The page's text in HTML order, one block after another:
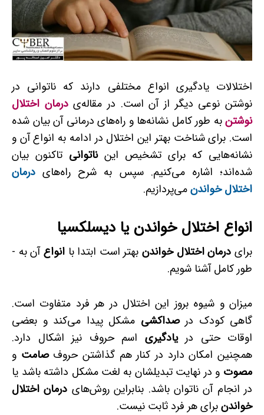
اختلالات یادگیری انواع مختلفی دارند که ناتوانی در
نوشتن نوعی دیگر از آن است. در مقاله‌‌یدرمان اختلال
نوشتنبه­ طور کامل نشانه‌ها و راه‌های درمانی آن بیان شده
است. برای شناخت بهتر این اختلال در ادامه به انواع آن و
نشانه‌هایی که برای تشخیص اینناتوانی تاکنون بیان
شده‌اند؛ اشاره می‌کنیم. سپس به شرح راه‌های درمان
اختلال خواندنمی‌پردازیم.
انواع اختلال خواندن یا دیسلکسیا
برای درمان اختلال خواندنبهتر است ابتدا باانواعآن به ­
طور کامل آشنا شویم.
میزان و شیوه بروز این اختلال در هر فرد متفاوت است.
گاهی کودک درصداکشی مشکل پیدا می‌کند و بعضی
اوقات حتی دریادگیری اسم حروف نیز اشکال دارد.
همچنین امکان دارد در کنار هم گذاشتن حروفصامت و
مصوت و در نهایت تبدیلشان به لغت مشکل داشته باشد یا
در انجام آن ناتوان باشد. بنابراین روش‌های درمان اختلال
خواندنبرای هر فرد ثابت نیست.